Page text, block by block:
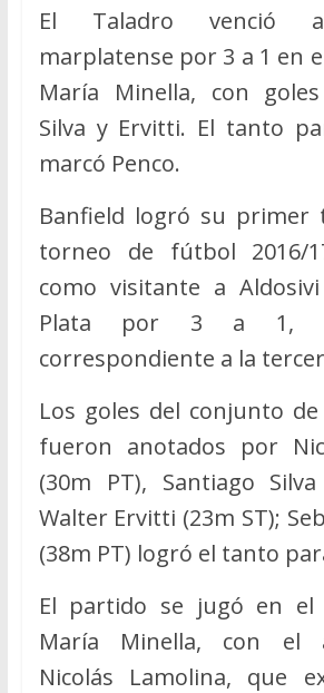
El Taladro venció
marplatense por 3 a 1 en
María Minella, con
Silva y Ervitti. El tanto
marcó Penco.
Banfield logró su
torneo de fútbol 2016/
como visitante a
Plata por 3 a 1,
correspondiente a la
Los goles del conjunto de
fueron anotados por
(30m PT), Santiago
Walter Ervitti (23m ST);
(38m PT) logró el tanto
El partido se jugó en el
María Minella, con el
Nicolás Lamolina, que